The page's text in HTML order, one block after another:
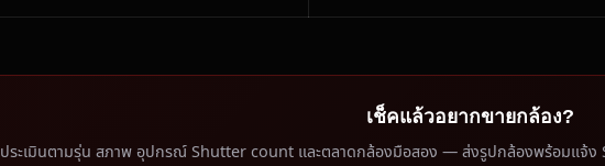
เช็คแล้วอยากขายกล้อง?
ประเมินตามรุ่น สภาพ อุปกรณ์ Shutter count และตลาดกล้องมือสอง — ส่งรูปกล้องพร้อมแจ้ง